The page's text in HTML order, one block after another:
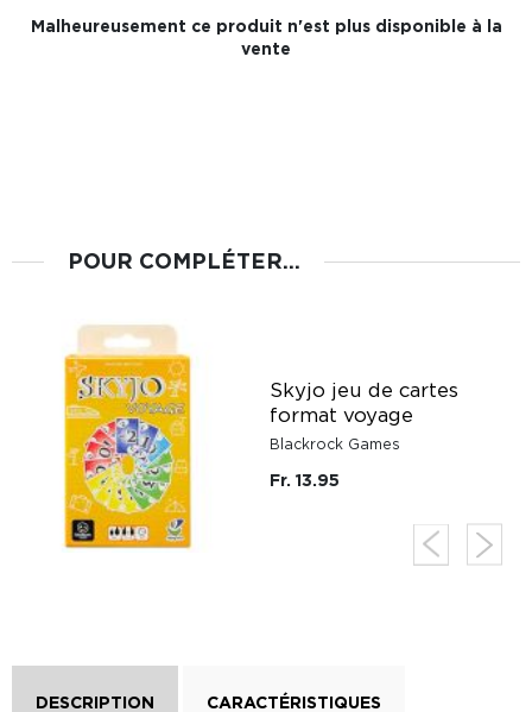
Malheureusement ce produit n'est plus disponible à la
vente
POUR COMPLÉTER...
Skyjo jeu de cartes
format voyage
Blackrock Games
Fr. 13.95
DESCRIPTION CARACTÉRISTIQUES